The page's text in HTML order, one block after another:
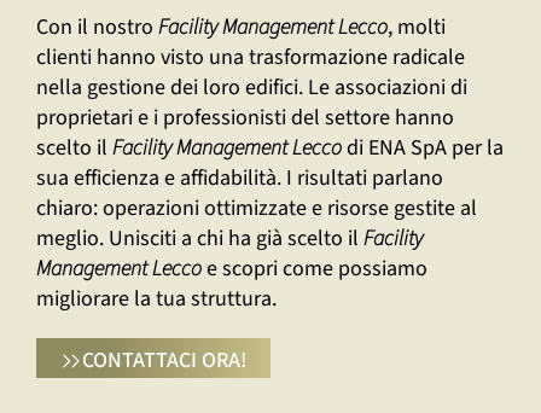
Con il nostro Facility Management Lecco, molti
clienti hanno visto una trasformazione radicale
nella gestione dei loro edifici. Le associazioni di
proprietari e i professionisti del settore hanno
scelto il Facility Management Leccodi ENA SpA per la
sua efficienza e affidabilità. I risultati parlano
chiaro: operazioni ottimizzate e risorse gestite al
meglio. Unisciti a chi ha già scelto il Facility
Management Leccoe scopri come possiamo
migliorare la tua struttura.
CONTATTACI ORA!